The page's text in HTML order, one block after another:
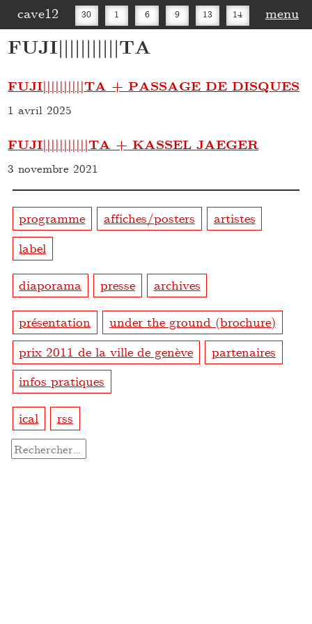
cave12 30 1 6 9 13 14
16 20 27
menu
FUJI|||||||||||TA
FUJI||||||||||TA + PASSAGE DE DISQUES
1 avril 2025
FUJI|||||||||||TA + KASSEL JAEGER
3 novembre 2021
programme affiches/posters
artistes
label
diaporama presse archives
présentation
under the ground (brochure)
prix 2011 de la ville de genève
partenaires
infos pratiques
ical rss
Rechercher :